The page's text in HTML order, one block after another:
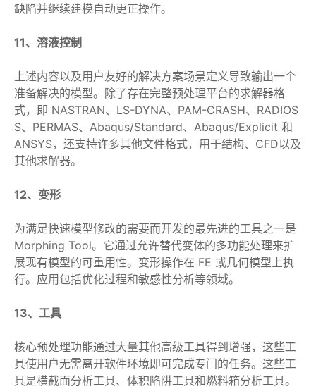
缺陷并继续建模自动更正操作。
11、溶液控制
上述内容以及用户友好的解决方案场景定义导致输出一个
准备解决的模型。除了存在完整预处理平台的求解器格
式，即 NASTRAN、LS-DYNA、PAM-CRASH、RADIOS
S、PERMAS、Abaqus/Standard、Abaqus/Explicit 和
ANSYS，还支持许多其他文件格式，用于结构、CFD以及
其他求解器。
12、变形
为满足快速模型修改的需要而开发的最先进的工具之一是
Morphing Tool。它通过允许替代变体的多功能处理来扩
展现有模型的可重用性。变形操作在 FE 或几何模型上执
行。应用包括优化过程和敏感性分析等领域。
13、工具
核心预处理功能通过大量其他高级工具得到增强，这些工
具使用户无需离开软件环境即可完成专门的任务。这些工
具是横截面分析工具、体积陷阱工具和燃料箱分析工具。